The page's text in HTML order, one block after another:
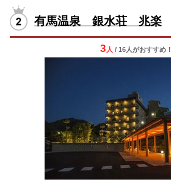
有馬温泉 銀水荘 兆楽
3 人 / 16人がおすすめ！